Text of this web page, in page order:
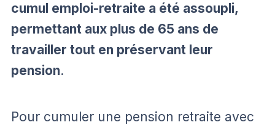
cumul emploi-retraite a été assoupli,
permettant aux plus de 65 ans de
travailler tout en préservant leur
pension.
Pour cumuler une pension retraite avec